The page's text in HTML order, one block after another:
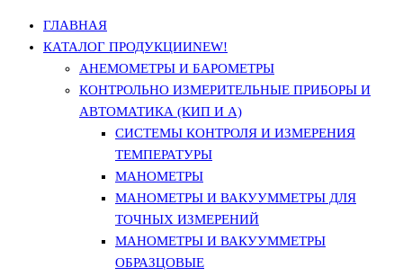
ГЛАВНАЯ
КАТАЛОГ ПРОДУКЦИИNEW!
АНЕМОМЕТРЫ И БАРОМЕТРЫ
КОНТРОЛЬНО ИЗМЕРИТЕЛЬНЫЕ ПРИБОРЫ И
АВТОМАТИКА (КИП И А)
СИСТЕМЫ КОНТРОЛЯ И ИЗМЕРЕНИЯ
ТЕМПЕРАТУРЫ
МАНОМЕТРЫ
МАНОМЕТРЫ И ВАКУУММЕТРЫ ДЛЯ
ТОЧНЫХ ИЗМЕРЕНИЙ
МАНОМЕТРЫ И ВАКУУММЕТРЫ
ОБРАЗЦОВЫЕ